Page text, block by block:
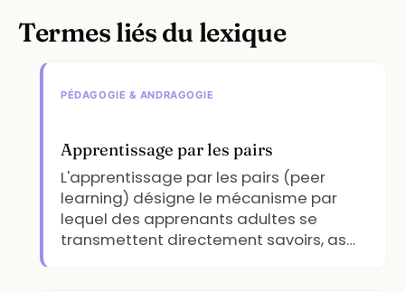
Termes liés du lexique
PÉDAGOGIE & ANDRAGOGIE
Apprentissage par les pairs
L'apprentissage par les pairs (peer
learning) désigne le mécanisme par
lequel des apprenants adultes se
transmettent directement savoirs, as…